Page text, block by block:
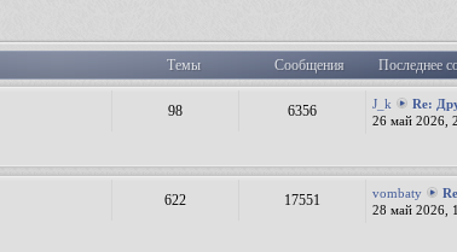
Темы Сообщения Последнее
98 6356 J_k
Re:
26 май 2026,
622 17551 vombaty
28 май 2026,